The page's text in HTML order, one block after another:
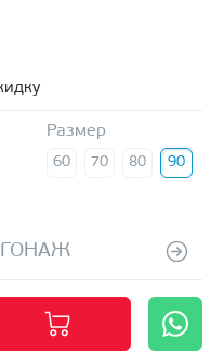
Размер
60 70 80 90